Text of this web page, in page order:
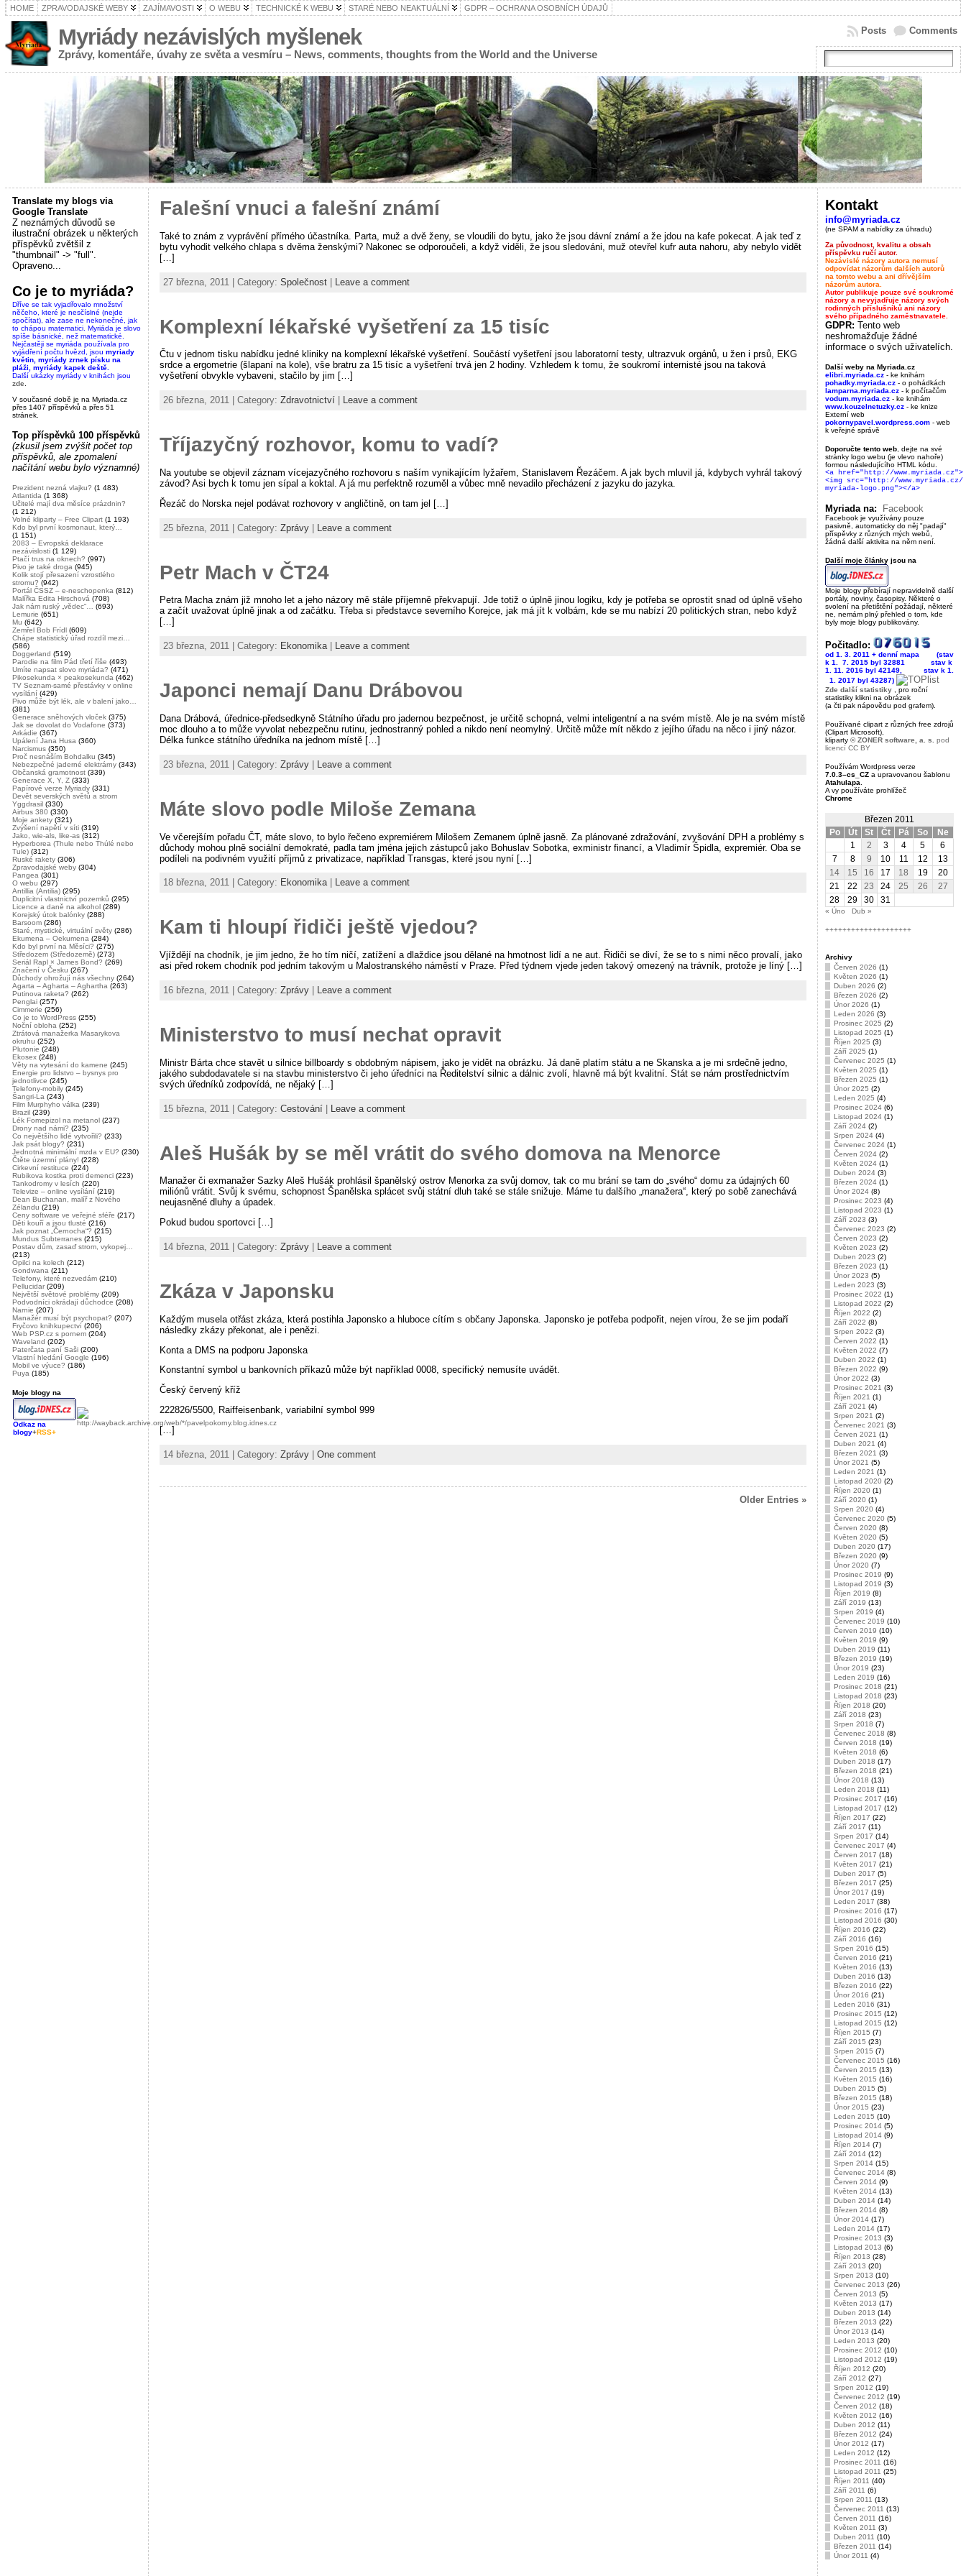
HOME ZPRAVODAJSKÉ WEBY ZAJÍMAVOSTI O WEBU TECHNICKÉ K WEBU STARÉ NEBO NEAKTUÁLNÍ GDPR – OCHRANA OSOBNÍCH ÚDAJŮ
Myriády nezávislých myšlenek
Zprávy, komentáře, úvahy ze světa a vesmíru – News, comments, thoughts from the World and the Universe
Comments
Posts
Translate my blogs via
Google Translate
Z neznámých důvodů se
ilustrační obrázek u některých
příspěvků zvětšil z
"thumbnail" -> "full".
Opraveno...
Co je to myriáda?
Dříve se tak vyjadřovalo množství
něčeho, které je nesčíslné (nejde
spočítat), ale zase ne nekonečné, jak
to chápou matematici. Myriáda je slovo
spíše básnické, než matematické.
Nejčastěji se myriáda používala pro
vyjádření počtu hvězd, jsou myriady
květin, myriády zrnek písku na
pláži, myriády kapek deště.
Další ukázky myriády v knihách jsou
zde
V současné době je na Myriada.cz
přes 1407 příspěvků a přes 51
stránek.
Top příspěvků 100 příspěvků
(zkusil jsem zvýšit počet top
příspěvků, ale zpomalení
načítání webu bylo významné)
Prezident nezná vlajku? (1 483)
Atlantida (1 368)
Učitelé mají dva měsíce prázdnin?
(1 212)
Volné kliparty – Free Clipart (1 193)
Kdo byl první kosmonaut, který…
(1 151)
2083 – Evropská deklarace
nezávislosti (1 129)
Ptačí trus na oknech? (997)
Pivo je také droga (945)
Kolik stojí přesazení vzrostlého
stromu? (942)
Portál ČSSZ – e-neschopenka (812)
Malířka Edita Hirschová (708)
Jak nám ruský „vědec“…
(693)
Lemurie (651)
Mu (642)
Zemřel Bob Frídl (609)
Chápe statistický úřad rozdíl mezi…
(586)
Doggerland (519)
Parodie na film Pád třetí říše (493)
Umíte napsat slovo myriáda? (471)
Pikosekunda × peakosekunda (462)
TV Seznam-samé přestávky v online
vysílání (429)
Pivo může být lék, ale v balení jako…
(381)
Generace sněhových vloček (375)
Jak se dovolat do Vodafone (373)
Arkádie (367)
Upálení Jana Husa (360)
Narcismus (350)
Proč nesnáším Bohdalku (345)
Nebezpečné jaderné elektrárny (343)
Občanská gramotnost (339)
Generace X, Y, Z (333)
Papírové verze Myriady (331)
Devět severských světů a strom
Yggdrasil (330)
Airbus 380 (330)
Moje ankety (321)
Zvýšení napětí v síti (319)
Jako, wie-als, like-as (312)
Hyperborea (Thule nebo Thúlé nebo
Tule) (312)
Ruské rakety (306)
Zpravodajské weby (304)
Pangea (301)
O webu (297)
Antillia (Antilia) (295)
Duplicitní vlastnictví pozemků (295)
Licence a daně na alkohol (289)
Korejský útok balónky (288)
Barsoom (286)
Staré, mystické, virtuální světy (286)
Ekumena – Oekumena (284)
Kdo byl první na Měsíci? (275)
Středozem (Středozemě) (273)
Seriál Rapl × James Bond? (269)
Značení v Česku (267)
Důchody ohrožují nás všechny (264)
Agarta – Agharta – Aghartha (263)
Putinova raketa? (262)
Penglai (257)
Cimmerie (256)
Co je to WordPress (255)
Noční obloha (252)
Ztrátová manažerka Masarykova
okruhu (252)
Plutonie (248)
Ekosex (248)
Věty na vytesání do kamene (245)
Energie pro lidstvo – bysnys pro
jednotlivce (245)
Telefony-mobily (245)
Šangri-La (243)
Film Murphyho válka (239)
Brazil (239)
Lék Fomepizol na metanol (237)
Drony nad námi? (235)
Co největšího lidé vytvořili? (233)
Jak psát blogy? (231)
Jednotná minimální mzda v EU? (230)
Čtěte územní plány! (228)
Cirkevní restituce (224)
Rubikova kostka proti demenci (223)
Tankodromy v lesích (220)
Televize – online vysílání (219)
Dean Buchanan, malíř z Nového
Zélandu (219)
Ceny software ve veřejné sféře (217)
Děti kouří a jsou tlusté (216)
Jak poznat „Černocha“? (215)
Mundus Subterranes (215)
Postav dům, zasaď strom, vykopej…
(213)
Opilci na kolech (212)
Gondwana (211)
Telefony, které nezvedám (210)
Pellucidar (209)
Největší světové problémy (209)
Podvodníci okrádají důchodce (208)
Narnie (207)
Manažér musí být psychopat? (207)
Fryčovo knihkupectví (206)
Web PSP.cz s pornem (204)
Waveland (202)
Paterčata paní Saši (200)
Vlastní hledání Google (196)
Mobil ve výuce? (186)
Puya (185)
Moje blogy na
Odkaz na
blogy+RSS+
Falešní vnuci a falešní známí
Také to znám z vyprávění přímého účastníka. Parta, muž a dvě ženy, se vloudili do bytu, jako že jsou dávní známí a že jdou na kafe pokecat. A jak teď z
bytu vyhodit velkého chlapa s dvěma ženskými? Nakonec se odporoučeli, a když viděli, že jsou sledováni, muž otevřel kufr auta nahoru, aby nebylo vidět
[…]
27 března, 2011 | Category: Společnost| Leave a comment
Komplexní lékařské vyšetření za 15 tisíc
Čtu v jednom tisku nabídku jedné kliniky na komplexní lékařské vyšetření. Součástí vyšetření jsou laboratorní testy, ultrazvuk orgánů, u žen i prsů, EKG
srdce a ergometrie (šlapaní na kole), vše bratru za 15 tisíc a vyšetření trvá jen 2 hodiny. Vzhledem k tomu, že soukromí internisté jsou na taková
vyšetření obvykle vybaveni, stačilo by jim […]
26 března, 2011 | Category: Zdravotnictví| Leave a comment
Tříjazyčný rozhovor, komu to vadí?
Na youtube se objevil záznam vícejazyčného rozhovoru s naším vynikajícím lyžařem, Stanislavem Řezáčem. A jak bych mluvil já, kdybych vyhrál takový
závod? Asi bych k tomu jen sípal a koktal. A já mu perfektně rozuměl a vůbec mně nevadilo přecházení z jazyku do jazyka.
Řezáč do Norska nejel podávat rozhovory v angličtině, on tam jel […]
25 března, 2011 | Category: Zprávy| Leave a comment
Petr Mach v ČT24
Petra Macha znám již mnoho let a jeho názory mě stále příjemně překvapují. Jde totiž o úplně jinou logiku, kdy je potřeba se oprostit snad od úplně všeho
a začít uvažovat úplně jinak a od začátku. Třeba si představce severního Korejce, jak má jít k volbám, kde se mu nabízí 20 politických stran, nebo když
[…]
23 března, 2011 | Category: Ekonomika| Leave a comment
Japonci nemají Danu Drábovou
Dana Drábová, úřednice-předsedkyně Státního úřadu pro jadernou bezpečnost, je určitě schopná, velmi inteligentní a na svém místě. Ale je na svém místě
moc dlouho a to může vyvolat nebezpečnu rutinu, jednostranný pohled a nikdo není neomylný. Určitě může mít někdo z jejího úřadu na něco i jiný názor.
Délka funkce státního úředníka na jednom místě […]
23 března, 2011 | Category: Zprávy| Leave a comment
Máte slovo podle Miloše Zemana
Ve včerejším pořadu ČT, máte slovo, to bylo řečeno expremiérem Milošem Zemanem úplně jasně. Za plánované zdražování, zvyšování DPH a problémy s
důchody mohou plně sociální demokraté, padla tam jména jejich zástupců jako Bohuslav Sobotka, exministr financí, a Vladimír Špidla, expremiér. Oba se
podíleli na podivném využití příjmů z privatizace, například Transgas, které jsou nyní […]
18 března, 2011 | Category: Ekonomika| Leave a comment
Kam ti hloupí řidiči ještě vjedou?
Vjíždějí na chodník, je jim jedno, že ho tím ničí, zatížení a dlaždice jsou dělané na hmotnost lidí a ne aut. Řidiči se diví, že se to s nimi něco provalí, jako
asi před rokem chodník pod jedním takovým u Malostranského náměstí v Praze. Před týdnem vjede jeden takový omezený na trávník, protože je líný […]
16 března, 2011 | Category: Zprávy| Leave a comment
Ministerstvo to musí nechat opravit
Ministr Bárta chce stavět u silnice billboardy s obdobným nápisem, jako je vidět na obrázku. Já daně platím státu a ne Skanska a je mi srdečně jedno,
jakého subdodavatele si na stavbu ministerstvo či jeho úředníci na Ředitelství silnic a dálnic zvolí, hlavně má být kvalitní. Stát se nám prostřednictvím
svých úředníků zodpovídá, ne nějaký […]
15 března, 2011 | Category: Cestování| Leave a comment
Aleš Hušák by se měl vrátit do svého domova na Menorce
Manažer či exmanažer Sazky Aleš Hušák prohlásil španělský ostrov Menorka za svůj domov, tak co mu brání se tam do „svého“ domu za údajných 60
miliónů vrátit. Svůj k svému, schopnost Španělska splácet svůj státní dluh také se stále snižuje. Máme tu dalšího „manažera“, který po sobě zanechává
neujasněné dluhy a úpadek.
Pokud budou sportovci […]
14 března, 2011 | Category: Zprávy| Leave a comment
Zkáza v Japonsku
Každým musela otřást zkáza, která postihla Japonsko a hluboce cítím s občany Japonska. Japonsko je potřeba podpořit, nejen vírou, že se jim podaří
následky zkázy překonat, ale i penězi.
Konta a DMS na podporu Japonska
Konstantní symbol u bankovních příkazů může být například 0008, specifický nemusíte uvádět.
Český červený kříž
222826/5500, Raiffeisenbank, variabilní symbol 999
[…]
14 března, 2011 | Category: Zprávy| One comment
Older Entries »
Kontakt
info@myriada.cz
(ne SPAM a nabídky za úhradu)
Za původnost, kvalitu a obsah
příspěvku ručí autor.
Nezávislé názory autora nemusí
odpovídat názorům dalších autorů
na tomto webu a ani dřívějším
názorům autora.
Autor publikuje pouze své soukromé
názory a nevyjadřuje názory svých
rodinných příslušníků ani názory
svého případného zaměstnavatele.
GDPR: Tento web
neshromažďuje žádné
informace o svých uživatelích.
Další weby na Myriada.cz
elibri.myriada.cz- ke knihám
pohadky.myriada.cz- o pohádkách
lamparna.myriada.cz- k počítačům
vodum.myriada.cz- ke knihám
www.kouzelnetuzky.cz- ke knize
Externí web
pokornypavel.wordpress.com- web
k veřejné správě
Doporučte tento web, dejte na své
stránky logo webu (je vlevo nahoře)
formou následujícího HTML kódu.
<a href="http://www.myriada.cz">
<img src="http://www.myriada.cz/
myriada-logo.png"></a>
Myriada na: Facebook
Facebook je využívány pouze
pasivně, automaticky do něj "padají"
příspěvky z různých mých webů,
žádná další aktivita na něm není.
Další moje články jsou na
Moje blogy přebírají nepravidelně další
portály, noviny, časopisy. Některé o
svolení na přetištění požádají, některé
ne, nemám plný přehled o tom, kde
byly moje blogy publikovány.
Počitadlo:
od 1. 3. 2011 + denní mapa (stav
k 1. 7. 2015 byl 32881
stav k
1. 11. 2016 byl 42149,
stav k 1.
1. 2017 byl 43287)
Zde další statistiky
, pro roční
statistiky klikni na obrázek
(a čti pak nápovědu pod grafem).
Používané clipart z různých free zdrojů
(Clipart Microsoft),
kliparty © ZONER software, a. s. pod
licencí CC BY
Používám Wordpress verze
7.0.3–cs_CZa upravovanou šablonu
Atahulapa
A vy používáte prohlížeč
Chrome
Březen 2011
Po
Út St Čt Pá So
Ne
1
2 3 4 5
6
7
8 9 10 11 12
13
14
15 16 17 18 19
20
21
22 23 24 25 26
27
28
29 30 31
« Úno Dub »
++++++++++++++++++++
Archivy
Červen 2026 (1)
Květen 2026 (1)
Duben 2026 (2)
Březen 2026 (2)
Únor 2026 (1)
Leden 2026 (3)
Prosinec 2025 (2)
Listopad 2025 (1)
Říjen 2025 (3)
Září 2025 (1)
Červenec 2025 (1)
Květen 2025 (1)
Březen 2025 (1)
Únor 2025 (2)
Leden 2025 (4)
Prosinec 2024(6)
Listopad 2024(1)
Září 2024(2)
Srpen 2024(4)
Červenec 2024(1)
Červen 2024(2)
Květen 2024(1)
Duben 2024(3)
Březen 2024(1)
Únor 2024(8)
Prosinec 2023 (4)
Listopad 2023 (1)
Září 2023 (3)
Červenec 2023 (2)
Červen 2023 (2)
Květen 2023 (2)
Duben 2023 (2)
Březen 2023 (1)
Únor 2023 (5)
Leden 2023 (3)
Prosinec 2022 (1)
Listopad 2022 (2)
Říjen 2022 (2)
Září 2022 (8)
Srpen 2022 (3)
Červen 2022 (1)
Květen 2022 (7)
Duben 2022 (1)
Březen 2022 (9)
Únor 2022 (3)
Prosinec 2021 (3)
Říjen 2021 (1)
Září 2021 (4)
Srpen 2021 (2)
Červenec 2021 (3)
Červen 2021 (1)
Duben 2021 (4)
Březen 2021 (3)
Únor 2021 (5)
Leden 2021 (1)
Listopad 2020 (2)
Říjen 2020 (1)
Září 2020 (1)
Srpen 2020 (4)
Červenec 2020 (5)
Červen 2020 (8)
Květen 2020 (5)
Duben 2020 (17)
Březen 2020 (9)
Únor 2020 (7)
Prosinec 2019 (9)
Listopad 2019 (3)
Říjen 2019 (8)
Září 2019 (13)
Srpen 2019 (4)
Červenec 2019 (10)
Červen 2019 (10)
Květen 2019 (9)
Duben 2019 (11)
Březen 2019 (19)
Únor 2019 (23)
Leden 2019 (16)
Prosinec 2018 (21)
Listopad 2018 (23)
Říjen 2018 (20)
Září 2018 (23)
Srpen 2018 (7)
Červenec 2018 (8)
Červen 2018 (19)
Květen 2018 (6)
Duben 2018 (17)
Březen 2018 (21)
Únor 2018 (13)
Leden 2018 (11)
Prosinec 2017 (16)
Listopad 2017 (12)
Říjen 2017 (22)
Září 2017 (11)
Srpen 2017 (14)
Červenec 2017 (4)
Červen 2017 (18)
Květen 2017 (21)
Duben 2017 (5)
Březen 2017 (25)
Únor 2017 (19)
Leden 2017 (38)
Prosinec 2016 (17)
Listopad 2016 (30)
Říjen 2016 (22)
Září 2016 (16)
Srpen 2016 (15)
Červen 2016 (21)
Květen 2016 (13)
Duben 2016 (13)
Březen 2016 (22)
Únor 2016 (21)
Leden 2016 (31)
Prosinec 2015 (12)
Listopad 2015 (12)
Říjen 2015 (7)
Září 2015 (23)
Srpen 2015 (7)
Červenec 2015 (16)
Červen 2015 (13)
Květen 2015 (16)
Duben 2015 (5)
Březen 2015 (18)
Únor 2015 (23)
Leden 2015 (10)
Prosinec 2014(5)
Listopad 2014(9)
Říjen 2014(7)
Září 2014(12)
Srpen 2014(15)
Červenec 2014(8)
Červen 2014(9)
Květen 2014(13)
Duben 2014(14)
Březen 2014(8)
Únor 2014(17)
Leden 2014(17)
Prosinec 2013 (3)
Listopad 2013 (6)
Říjen 2013 (28)
Září 2013 (20)
Srpen 2013 (10)
Červenec 2013 (26)
Červen 2013 (5)
Květen 2013 (17)
Duben 2013 (14)
Březen 2013 (22)
Únor 2013 (14)
Leden 2013 (20)
Prosinec 2012 (10)
Listopad 2012 (19)
Říjen 2012 (20)
Září 2012 (27)
Srpen 2012 (19)
Červenec 2012 (19)
Červen 2012 (18)
Květen 2012 (16)
Duben 2012 (11)
Březen 2012 (24)
Únor 2012 (17)
Leden 2012 (12)
Prosinec 2011 (16)
Listopad 2011 (25)
Říjen 2011 (40)
Září 2011 (6)
Srpen 2011 (13)
Červenec 2011 (13)
Červen 2011 (16)
Květen 2011 (3)
Duben 2011 (10)
Březen 2011 (14)
Únor 2011 (4)